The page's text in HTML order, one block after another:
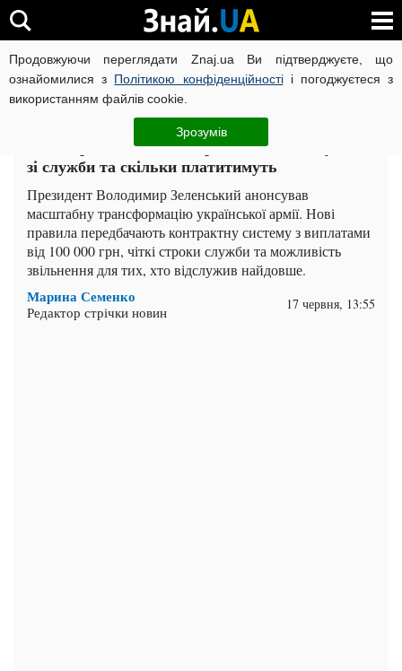
Продовжуючи переглядати Znaj.ua Ви підтверджуєте, що
ознайомилися з Політикою конфіденційностіі погоджуєтеся з
використанням файлів cookie.
Зрозумів
ВІЙНА РОСІЇ ПРОТИ УКРАЇНИ КОРОНАВІРУС В УКРАЇНІ
ЧИТАТЬ НА РУССКОМ
ЗСУ переходять на контракти: кого відпустять
зі служби та скільки платитимуть
Президент Володимир Зеленський анонсував
масштабну трансформацію української армії. Нові
правила передбачають контрактну систему з виплатами
від 100 000 грн, чіткі строки служби та можливість
звільнення для тих, хто відслужив найдовше.
Марина Семенко
Редактор стрічки новин 17 червня, 13:55